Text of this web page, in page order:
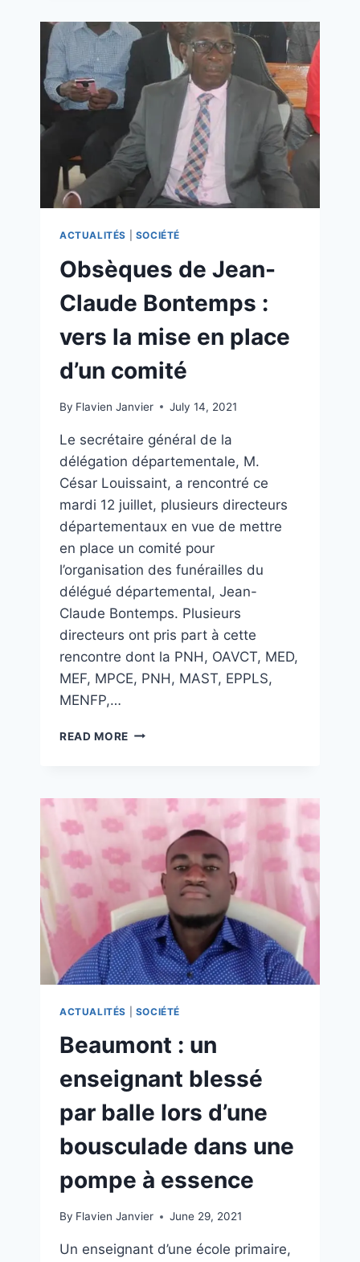
ACTUALITÉS SOCIÉTÉ
Obsèques de Jean-
Claude Bontemps :
vers la mise en place
d’un comité
By Flavien Janvier July 14, 2021
Le secrétaire général de la
délégation départementale, M.
César Louissaint, a rencontré ce
mardi 12 juillet, plusieurs directeurs
départementaux en vue de mettre
en place un comité pour
l’organisation des funérailles du
délégué départemental, Jean-
Claude Bontemps. Plusieurs
directeurs ont pris part à cette
rencontre dont la PNH, OAVCT, MED,
MEF, MPCE, PNH, MAST, EPPLS,
MENFP,…
READ MORE
ACTUALITÉS SOCIÉTÉ
Beaumont : un
enseignant blessé
par balle lors d’une
bousculade dans une
pompe à essence
By Flavien Janvier June 29, 2021
Un enseignant d’une école primaire,